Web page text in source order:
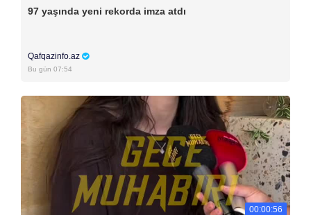
97 yaşında yeni rekorda imza atdı
Qafqazinfo.az
Bu gün 07:54
00:00:56